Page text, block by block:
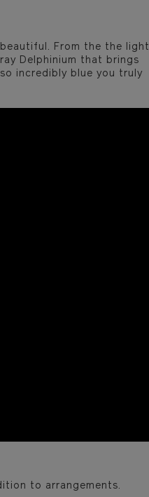
From the the light
Delphinium that brings
incredibly blue you truly
to arrangements.